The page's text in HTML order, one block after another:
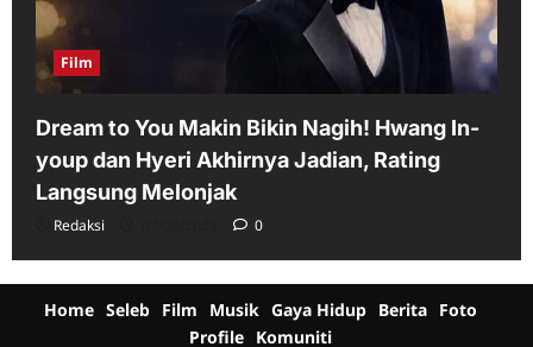
Film
Dream to You Makin Bikin Nagih! Hwang In-
youp dan Hyeri Akhirnya Jadian, Rating
Langsung Melonjak
Redaksi 0
Home Seleb Film Musik Gaya Hidup Berita Foto
Profile Komuniti